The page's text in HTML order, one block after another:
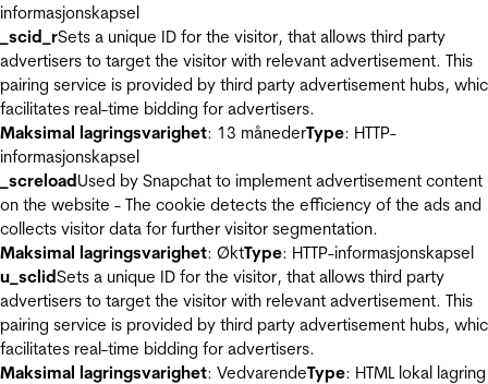
informasjonskapsel
_scid_rSets a unique ID for the visitor, that allows third party
advertisers to target the visitor with relevant advertisement. This
pairing service is provided by third party advertisement hubs,
facilitates real-time bidding for advertisers.
Maksimal lagringsvarighet: 13 månederType: HTTP-
informasjonskapsel
_screloadUsed by Snapchat to implement advertisement content
on the website - The cookie detects the efficiency of the ads and
collects visitor data for further visitor segmentation.
Maksimal lagringsvarighet: ØktType: HTTP-informasjonskapsel
u_sclidSets a unique ID for the visitor, that allows third party
advertisers to target the visitor with relevant advertisement. This
pairing service is provided by third party advertisement hubs,
facilitates real-time bidding for advertisers.
Maksimal lagringsvarighet: VedvarendeType: HTML lokal lagring